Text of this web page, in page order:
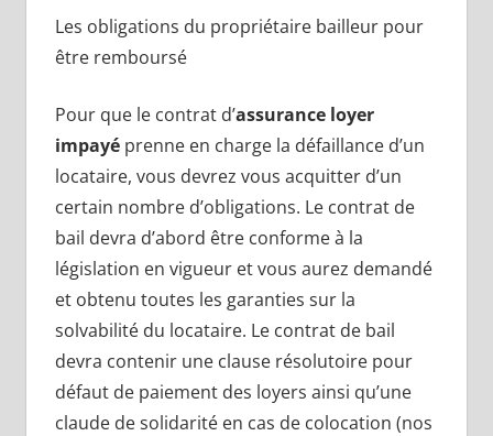
Les obligations du propriétaire bailleur pour
être remboursé
Pour que le contrat d’assurance loyer
impayéprenne en charge la défaillance d’un
locataire, vous devrez vous acquitter d’un
certain nombre d’obligations. Le contrat de
bail devra d’abord être conforme à la
législation en vigueur et vous aurez demandé
et obtenu toutes les garanties sur la
solvabilité du locataire. Le contrat de bail
devra contenir une clause résolutoire pour
défaut de paiement des loyers ainsi qu’une
claude de solidarité en cas de colocation (nos